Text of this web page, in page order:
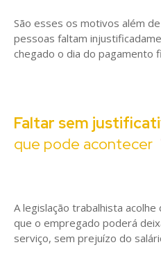
São esses os motivos além
pessoas faltam
chegado o dia do pagamento
Faltar sem
que pode acontecer
A legislação trabalhista
que o empregado poderá
serviço, sem prejuízo do